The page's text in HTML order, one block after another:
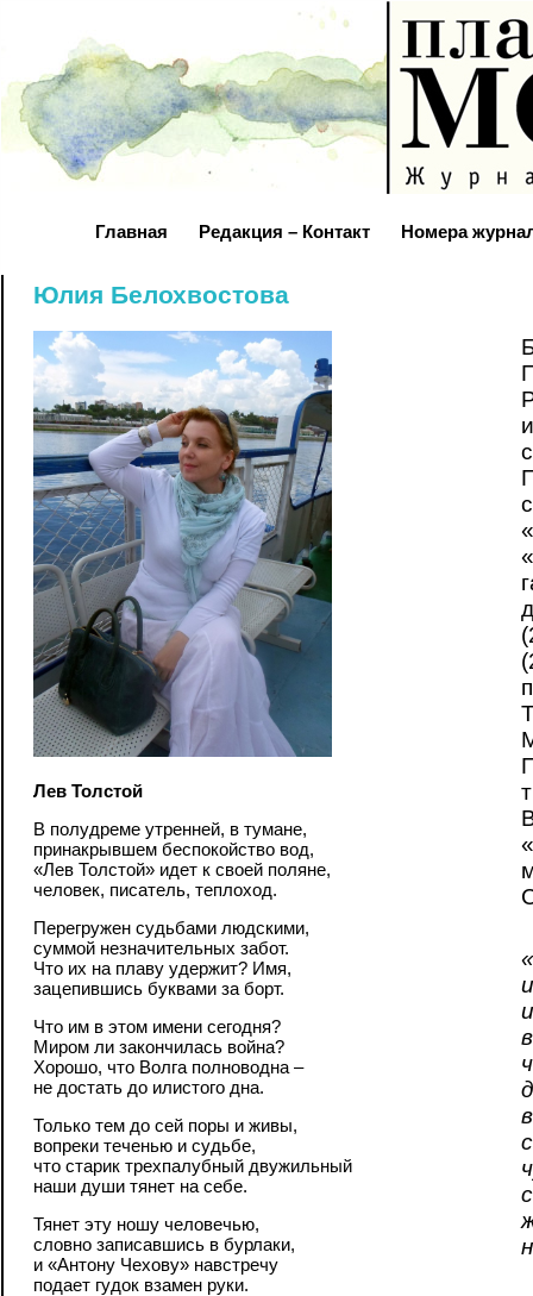
Главная Редакция – Контакт Номера
Юлия Белохвостова
Лев Толстой
В полудреме утренней, в тумане,
принакрывшем беспокойство вод,
«Лев Толстой» идет к своей поляне,
человек, писатель, теплоход.
Перегружен судьбами людскими,
суммой незначительных забот.
Что их на плаву удержит? Имя,
зацепившись буквами за борт.
Что им в этом имени сегодня?
Миром ли закончилась война?
Хорошо, что Волга полноводна –
не достать до илистого дна.
Только тем до сей поры и живы,
вопреки теченью и судьбе,
что старик трехпалубный двужильный
наши души тянет на себе.
Тянет эту ношу человечью,
словно записавшись в бурлаки,
и «Антону Чехову» навстречу
подает гудок взамен руки.